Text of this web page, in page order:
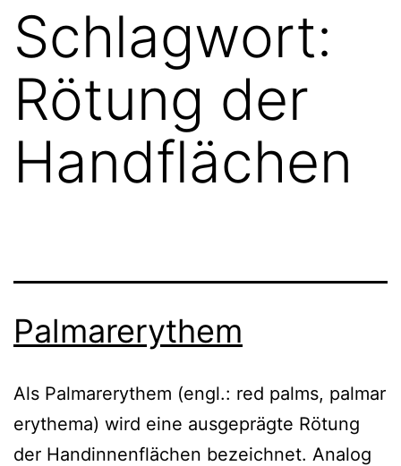
Schlagwort:
Rötung der
Handflächen
Palmarerythem
Als Palmarerythem (engl.: red palms, palmar
erythema) wird eine ausgeprägte Rötung
der Handinnenflächen bezeichnet. Analog